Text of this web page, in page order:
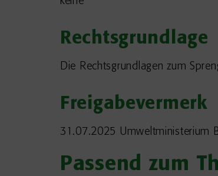
Rechtsgrundlage
Die Rechtsgrundlagen zum
Freigabevermerk
31.07.2025 Umweltministerium
Passend zum